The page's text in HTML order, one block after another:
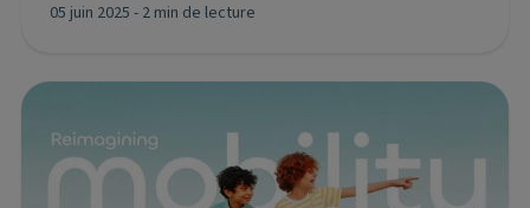
05 juin 2025 - 2 min de lecture